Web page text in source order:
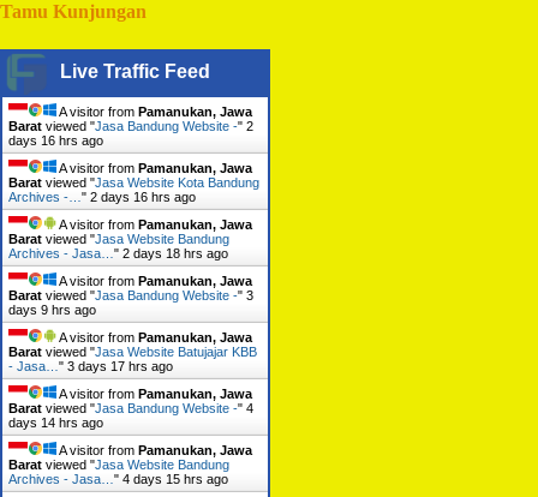
Tamu Kunjungan
Live Traffic Feed
A visitor from Pamanukan, Jawa
Barat viewed "Jasa Bandung Website -" 2
days 16 hrs ago
A visitor from Pamanukan, Jawa
Barat viewed "Jasa Website Kota Bandung
Archives -… " 2 days 16 hrs ago
A visitor from Pamanukan, Jawa
Barat viewed "Jasa Website Bandung
Archives - Jasa… " 2 days 18 hrs ago
A visitor from Pamanukan, Jawa
Barat viewed "Jasa Bandung Website -" 3
days 9 hrs ago
A visitor from Pamanukan, Jawa
Barat viewed "Jasa Website Batujajar KBB
- Jasa… " 3 days 17 hrs ago
A visitor from Pamanukan, Jawa
Barat viewed "Jasa Bandung Website -" 4
days 14 hrs ago
A visitor from Pamanukan, Jawa
Barat viewed "Jasa Website Bandung
Archives - Jasa… " 4 days 15 hrs ago